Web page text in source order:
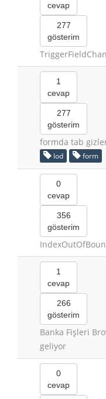
cevap
277
gösterim
1
cevap
277
gösterim
formda tab
lod form
0
cevap
356
gösterim
1
cevap
266
gösterim
Banka Fişleri
geliyor
0
cevap